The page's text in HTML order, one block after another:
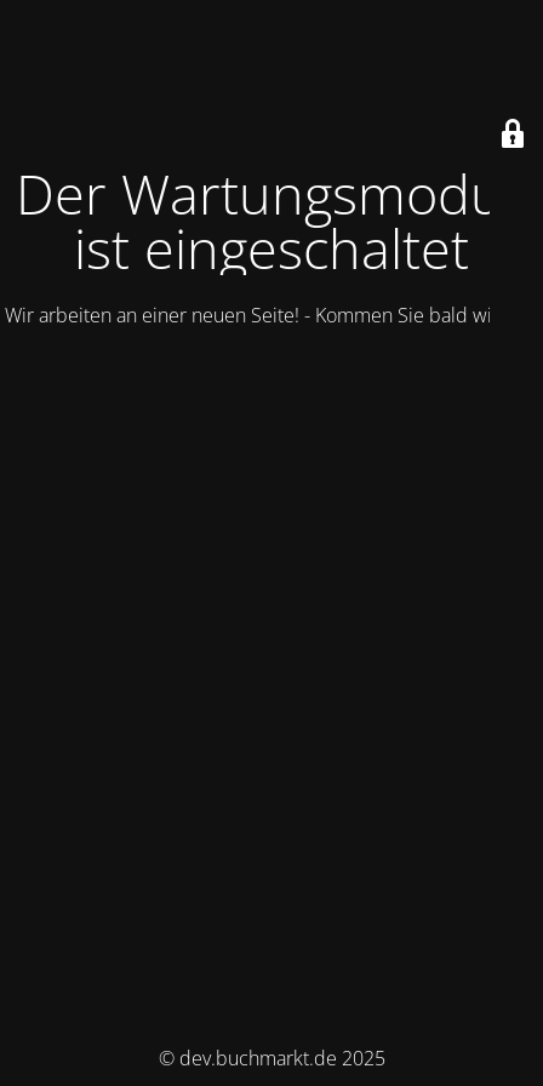
Der Wartungsmodus
ist eingeschaltet
Wir arbeiten an einer neuen Seite! - Kommen Sie bald wieder.
© dev.buchmarkt.de 2025